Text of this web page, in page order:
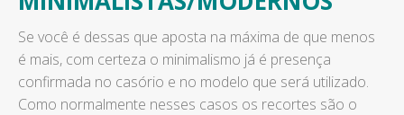
Se você é dessas que aposta na máxima de que menos
é mais, com certeza o minimalismo já é presença
confirmada no casório e no modelo que será utilizado.
Como normalmente nesses casos os recortes são o